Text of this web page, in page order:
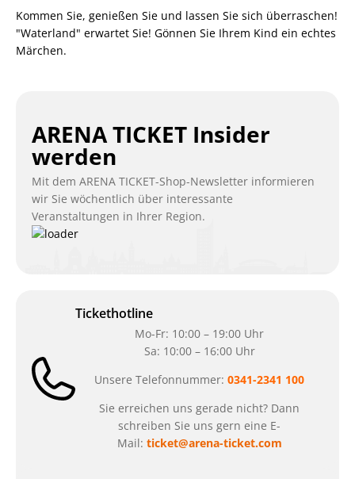
Kommen Sie, genießen Sie und lassen Sie sich überraschen!
"Waterland" erwartet Sie! Gönnen Sie Ihrem Kind ein echtes
Märchen.
ARENA TICKET Insider
werden
Mit dem ARENA TICKET-Shop-Newsletter informieren
wir Sie wöchentlich über interessante
Veranstaltungen in Ihrer Region.
Tickethotline
Mo-Fr: 10:00 – 19:00 Uhr
Sa: 10:00 – 16:00 Uhr
Unsere Telefonnummer: 0341-2341 100
Sie erreichen uns gerade nicht? Dann
schreiben Sie uns gern eine E-
Mail: ticket@arena-ticket.com